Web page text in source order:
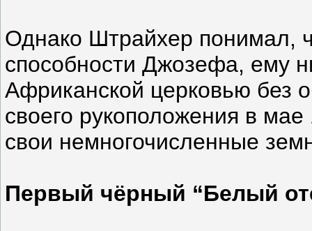
Однако Штрайхер понимал,
способности Джозефа, ему
Африканской церковью без
своего рукоположения в
свои немногочисленные
Первый чёрный “Белый